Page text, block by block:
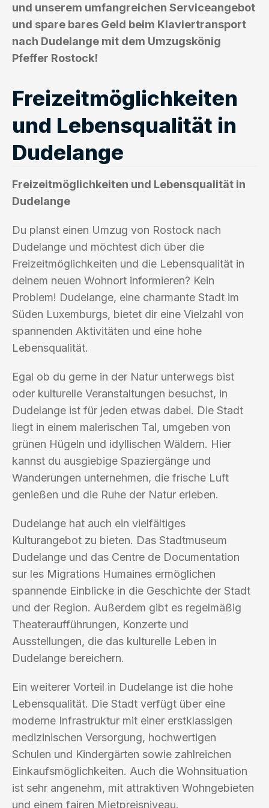
und unserem umfangreichen Serviceangebot
und spare bares Geld beim Klaviertransport
nach Dudelange mit dem Umzugskönig
Pfeffer Rostock!
Freizeitmöglichkeiten
und Lebensqualität in
Dudelange
Freizeitmöglichkeiten und Lebensqualität in
Dudelange
Du planst einen Umzug von Rostock nach
Dudelange und möchtest dich über die
Freizeitmöglichkeiten und die Lebensqualität in
deinem neuen Wohnort informieren? Kein
Problem! Dudelange, eine charmante Stadt im
Süden Luxemburgs, bietet dir eine Vielzahl von
spannenden Aktivitäten und eine hohe
Lebensqualität.
Egal ob du gerne in der Natur unterwegs bist
oder kulturelle Veranstaltungen besuchst, in
Dudelange ist für jeden etwas dabei. Die Stadt
liegt in einem malerischen Tal, umgeben von
grünen Hügeln und idyllischen Wäldern. Hier
kannst du ausgiebige Spaziergänge und
Wanderungen unternehmen, die frische Luft
genießen und die Ruhe der Natur erleben.
Dudelange hat auch ein vielfältiges
Kulturangebot zu bieten. Das Stadtmuseum
Dudelange und das Centre de Documentation
sur les Migrations Humaines ermöglichen
spannende Einblicke in die Geschichte der Stadt
und der Region. Außerdem gibt es regelmäßig
Theateraufführungen, Konzerte und
Ausstellungen, die das kulturelle Leben in
Dudelange bereichern.
Ein weiterer Vorteil in Dudelange ist die hohe
Lebensqualität. Die Stadt verfügt über eine
moderne Infrastruktur mit einer erstklassigen
medizinischen Versorgung, hochwertigen
Schulen und Kindergärten sowie zahlreichen
Einkaufsmöglichkeiten. Auch die Wohnsituation
ist sehr angenehm, mit attraktiven Wohngebieten
und einem fairen Mietpreisniveau.